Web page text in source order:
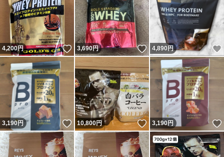
4,200円 いいね！
3,690円 いいね！
4,890 円
3,190円 いいね！
10,800円 いいね！
3,190円